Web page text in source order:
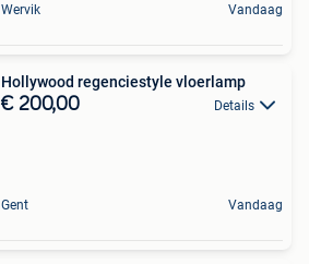
Wervik Vandaag
Hollywood regenciestyle vloerlamp
€ 200,00 Details
Gent Vandaag